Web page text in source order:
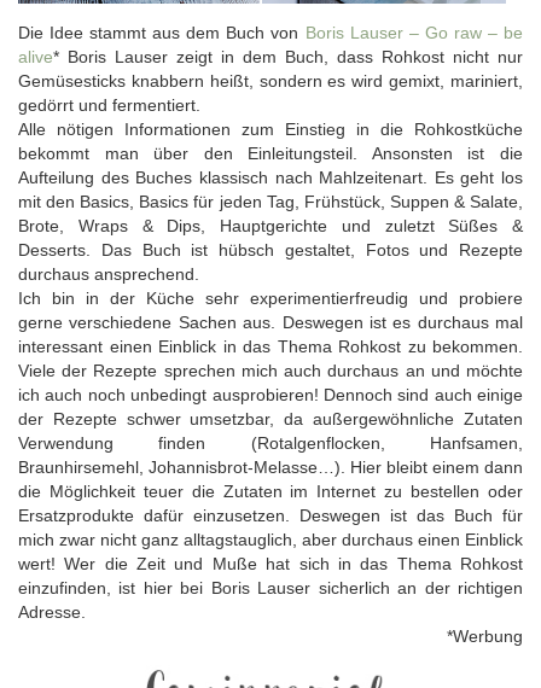
Die Idee stammt aus dem Buch von Boris Lauser – Go raw – be
alive* Boris Lauser zeigt in dem Buch, dass Rohkost nicht nur
Gemüsesticks knabbern heißt, sondern es wird gemixt, mariniert,
gedörrt und fermentiert.
Alle nötigen Informationen zum Einstieg in die Rohkostküche
bekommt man über den Einleitungsteil. Ansonsten ist die
Aufteilung des Buches klassisch nach Mahlzeitenart. Es geht los
mit den Basics, Basics für jeden Tag, Frühstück, Suppen & Salate,
Brote, Wraps & Dips, Hauptgerichte und zuletzt Süßes &
Desserts. Das Buch ist hübsch gestaltet, Fotos und Rezepte
durchaus ansprechend.
Ich bin in der Küche sehr experimentierfreudig und probiere
gerne verschiedene Sachen aus. Deswegen ist es durchaus mal
interessant einen Einblick in das Thema Rohkost zu bekommen.
Viele der Rezepte sprechen mich auch durchaus an und möchte
ich auch noch unbedingt ausprobieren! Dennoch sind auch einige
der Rezepte schwer umsetzbar, da außergewöhnliche Zutaten
Verwendung finden (Rotalgenflocken, Hanfsamen,
Braunhirsemehl, Johannisbrot-Melasse…). Hier bleibt einem dann
die Möglichkeit teuer die Zutaten im Internet zu bestellen oder
Ersatzprodukte dafür einzusetzen. Deswegen ist das Buch für
mich zwar nicht ganz alltagstauglich, aber durchaus einen Einblick
wert! Wer die Zeit und Muße hat sich in das Thema Rohkost
einzufinden, ist hier bei Boris Lauser sicherlich an der richtigen
Adresse.
*Werbung